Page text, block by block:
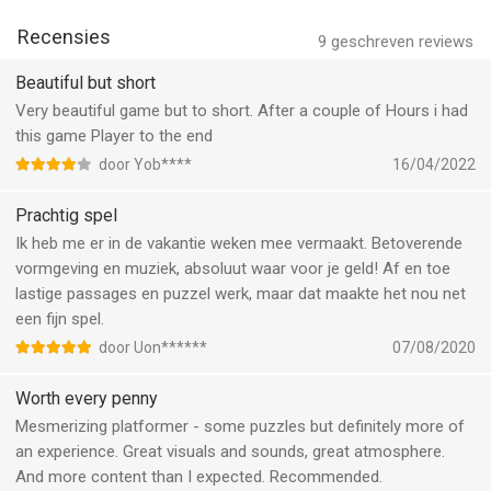
9 geschreven reviews
Recensies
Beautiful but short
Very beautiful game but to short. After a couple of Hours i had
this game Player to the end
door Yob**** 16/04/2022
Prachtig spel
Ik heb me er in de vakantie weken mee vermaakt. Betoverende
vormgeving en muziek, absoluut waar voor je geld! Af en toe
lastige passages en puzzel werk, maar dat maakte het nou net
een fijn spel.
door Uon****** 07/08/2020
Worth every penny
Mesmerizing platformer - some puzzles but definitely more of
an experience. Great visuals and sounds, great atmosphere.
And more content than I expected. Recommended.